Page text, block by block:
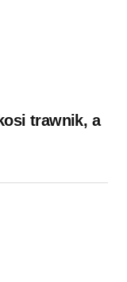
trawnik, a